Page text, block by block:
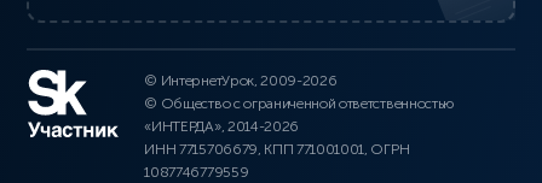
© ИнтернетУрок, 2009-2026
© Общество с ограниченной ответственностью
«ИНТЕРДА», 2014-2026
ИНН 7715706679, КПП 771001001, ОГРН
1087746779559